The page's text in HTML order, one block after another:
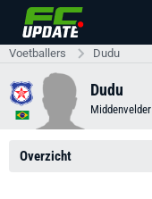
Voetballers Dudu
Dudu
Middenvelder
Overzicht